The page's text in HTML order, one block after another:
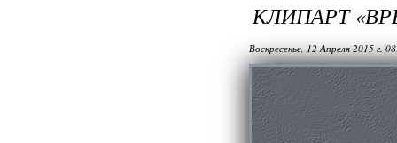
КЛИПАРТ
Воскресенье, 12 Апреля 2015 г.